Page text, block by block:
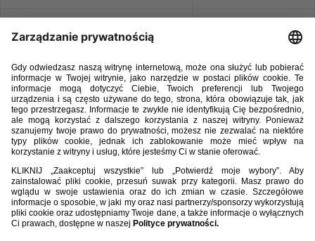
Zbigniew KALIŃSKI 1980-1989
Marek PIETRUSZKA 1989-1992
Edmund ZIENTARA 1992-1995
Michał LISTKIEWICZ 1995-1998
Zdzisław KRĘCINA 1999-2011